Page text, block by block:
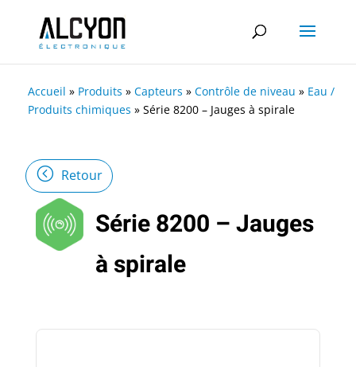
Accueil » Produits » Capteurs » Contrôle de niveau » Eau /
Produits chimiques » Série 8200 – Jauges à spirale
Retour
Série 8200 – Jauges
à spirale